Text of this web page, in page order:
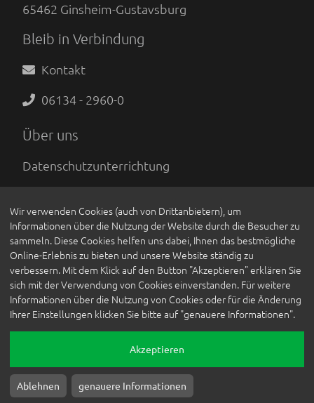
65462 Ginsheim-Gustavsburg
Bleib in Verbindung
Kontakt
06134 - 2960-0
Über uns
Datenschutzunterrichtung
AGB
Kontakt
Liefergebiet
Vertrag widerrufen
© 2026 Thelen GmbH & Co. KG , Gräfin-Dönhoff-Straße 2
Gustavsburg
Wir verwenden Cookies (auch von Drittanbietern), um
Informationen über die Nutzung der Website durch die Besucher zu
sammeln. Diese Cookies helfen uns dabei, Ihnen das bestmögliche
Online-Erlebnis zu bieten und unsere Website ständig zu
verbessern. Mit dem Klick auf den Button "Akzeptieren" erklären Sie
sich mit der Verwendung von Cookies einverstanden. Für weitere
Informationen über die Nutzung von Cookies oder für die Änderung
Ihrer Einstellungen klicken Sie bitte auf "genauere Informationen".
Akzeptieren
Ablehnen genauere Informationen